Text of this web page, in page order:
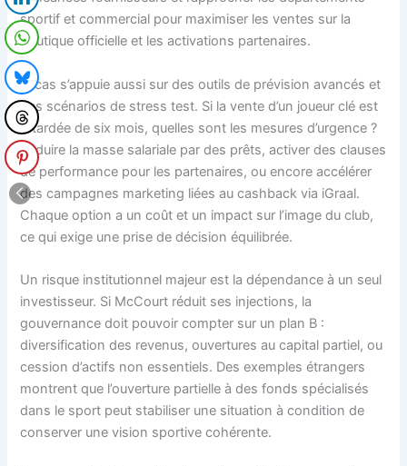
sportif et commercial pour maximiser les ventes sur la
boutique officielle et les activations partenaires.
Lucas s’appuie aussi sur des outils de prévision avancés et
des scénarios de stress test. Si la vente d’un joueur clé est
retardée de six mois, quelles sont les mesures d’urgence ?
Réduire la masse salariale par des prêts, activer des clauses
de performance pour les partenaires, ou encore accélérer
des campagnes marketing liées au cashback via iGraal.
Chaque option a un coût et un impact sur l’image du club,
ce qui exige une prise de décision équilibrée.
Un risque institutionnel majeur est la dépendance à un seul
investisseur. Si McCourt réduit ses injections, la
gouvernance doit pouvoir compter sur un plan B :
diversification des revenus, ouvertures au capital partiel, ou
cession d’actifs non essentiels. Des exemples étrangers
montrent que l’ouverture partielle à des fonds spécialisés
dans le sport peut stabiliser une situation à condition de
conserver une vision sportive cohérente.